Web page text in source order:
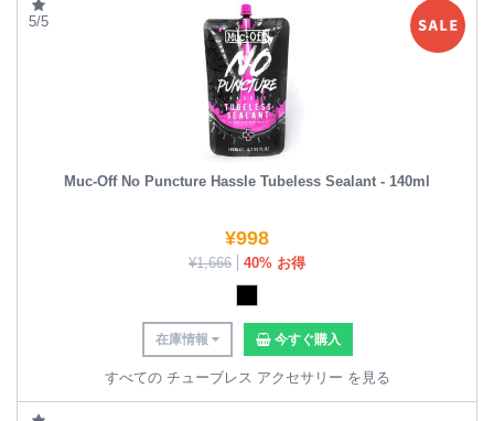
5/5
Muc-Off No Puncture Hassle Tubeless Sealant - 140ml
¥998
¥1,666 40% お得
在庫情報 今すぐ購入
すべての チューブレス アクセサリー を見る